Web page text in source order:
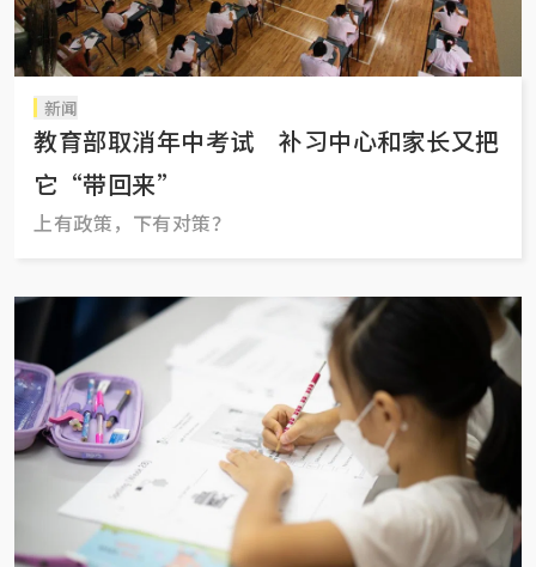
新闻
教育部取消年中考试 补习中心和家长又把
它“带回来”
上有政策，下有对策？